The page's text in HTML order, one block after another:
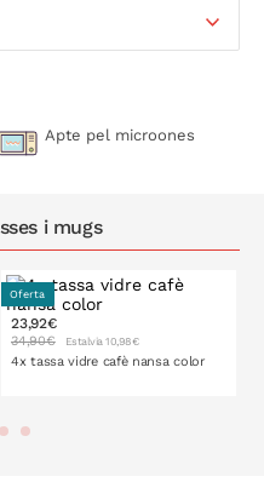
Apte pel microones
i mugs
Oferta
23,92€
34,90€ Estalvia 10,98€
4x tassa vidre cafè nansa color